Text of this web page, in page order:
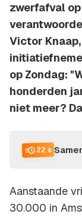
zwerfafval
Victor
op Zondag:
honderden
niet meer?
22 s
Aanstaande
30.000 in